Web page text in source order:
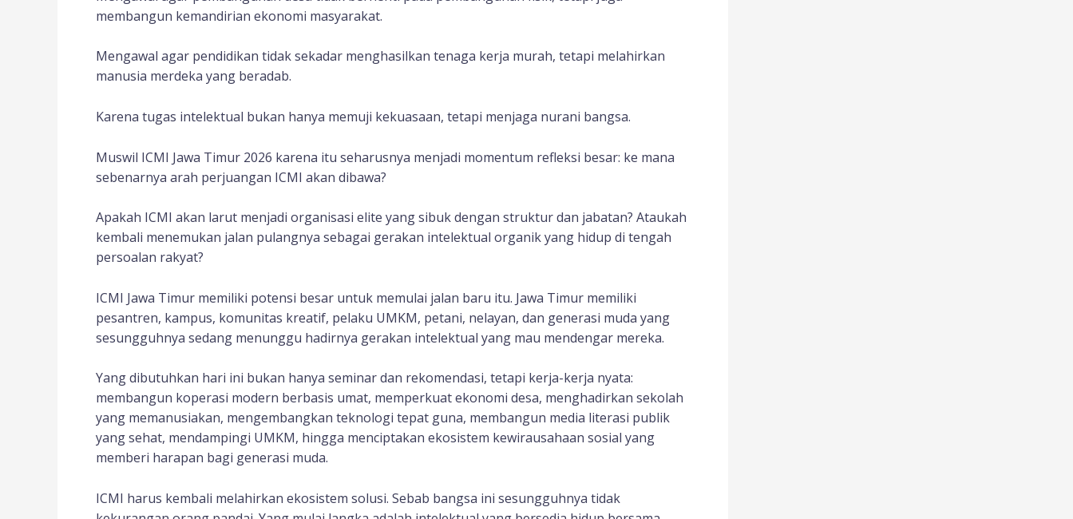
membangun kemandirian ekonomi masyarakat.
Mengawal agar pendidikan tidak sekadar menghasilkan tenaga kerja murah, tetapi melahirkan
manusia merdeka yang beradab.
Karena tugas intelektual bukan hanya memuji kekuasaan, tetapi menjaga nurani bangsa.
Muswil ICMI Jawa Timur 2026 karena itu seharusnya menjadi momentum refleksi besar: ke mana
sebenarnya arah perjuangan ICMI akan dibawa?
Apakah ICMI akan larut menjadi organisasi elite yang sibuk dengan struktur dan jabatan? Ataukah
kembali menemukan jalan pulangnya sebagai gerakan intelektual organik yang hidup di tengah
persoalan rakyat?
ICMI Jawa Timur memiliki potensi besar untuk memulai jalan baru itu. Jawa Timur memiliki
pesantren, kampus, komunitas kreatif, pelaku UMKM, petani, nelayan, dan generasi muda yang
sesungguhnya sedang menunggu hadirnya gerakan intelektual yang mau mendengar mereka.
Yang dibutuhkan hari ini bukan hanya seminar dan rekomendasi, tetapi kerja-kerja nyata:
membangun koperasi modern berbasis umat, memperkuat ekonomi desa, menghadirkan sekolah
yang memanusiakan, mengembangkan teknologi tepat guna, membangun media literasi publik
yang sehat, mendampingi UMKM, hingga menciptakan ekosistem kewirausahaan sosial yang
memberi harapan bagi generasi muda.
ICMI harus kembali melahirkan ekosistem solusi. Sebab bangsa ini sesungguhnya tidak